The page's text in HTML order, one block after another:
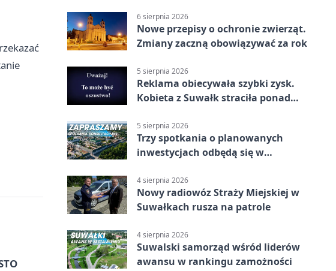
6 sierpnia 2026
Nowe przepisy o ochronie zwierząt.
Zmiany zaczną obowiązywać za rok
5 sierpnia 2026
Reklama obiecywała szybki zysk.
Kobieta z Suwałk straciła ponad
5 sierpnia 2026
Trzy spotkania o planowanych
inwestycjach odbędą się w
4 sierpnia 2026
Nowy radiowóz Straży Miejskiej w
Suwałkach rusza na patrole
4 sierpnia 2026
Suwalski samorząd wśród liderów
awansu w rankingu zamożności